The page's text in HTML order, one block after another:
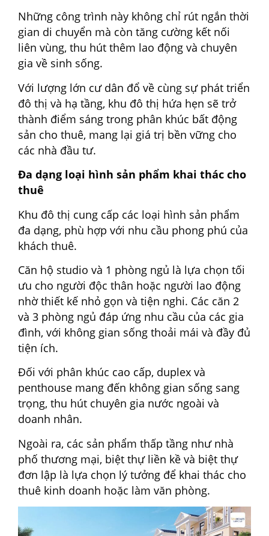
Những công trình này không chỉ rút ngắn thời
gian di chuyển mà còn tăng cường kết nối
liên vùng, thu hút thêm lao động và chuyên
gia về sinh sống.
Với lượng lớn cư dân đổ về cùng sự phát triển
đô thị và hạ tầng, khu đô thị hứa hẹn sẽ trở
thành điểm sáng trong phân khúc bất động
sản cho thuê, mang lại giá trị bền vững cho
các nhà đầu tư.
Đa dạng loại hình sản phẩm khai thác cho
thuê
Khu đô thị cung cấp các loại hình sản phẩm
đa dạng, phù hợp với nhu cầu phong phú của
khách thuê.
Căn hộ studio và 1 phòng ngủ là lựa chọn tối
ưu cho người độc thân hoặc người lao động
nhờ thiết kế nhỏ gọn và tiện nghi. Các căn 2
và 3 phòng ngủ đáp ứng nhu cầu của các gia
đình, với không gian sống thoải mái và đầy đủ
tiện ích.
Đối với phân khúc cao cấp, duplex và
penthouse mang đến không gian sống sang
trọng, thu hút chuyên gia nước ngoài và
doanh nhân.
Ngoài ra, các sản phẩm thấp tầng như nhà
phố thương mại, biệt thự liền kề và biệt thự
đơn lập là lựa chọn lý tưởng để khai thác cho
thuê kinh doanh hoặc làm văn phòng.